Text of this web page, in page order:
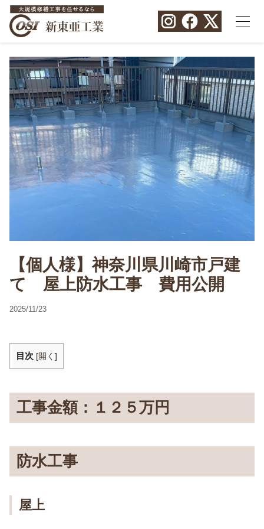
【個人様】神奈川県川崎市戸建
て 屋上防水工事 費用公開
2025/11/23
目次 [開く ]
工事金額：１２５万円
防水工事
屋上